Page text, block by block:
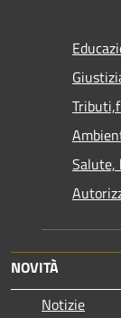
Salute,
NOVITÀ
Notizie